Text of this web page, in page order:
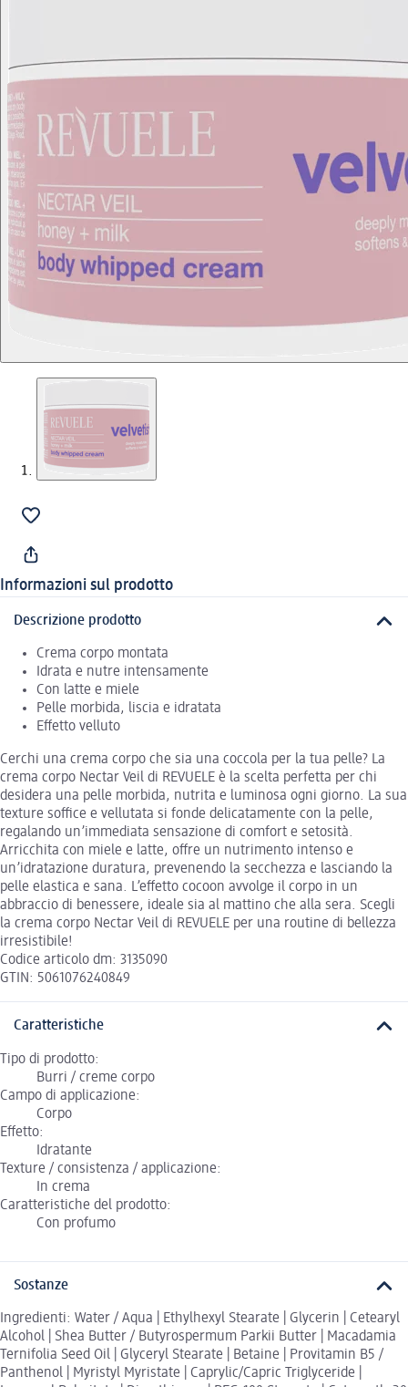
Informazioni sul prodotto
Descrizione prodotto
Crema corpo montata
Idrata e nutre intensamente
Con latte e miele
Pelle morbida, liscia e idratata
Effetto velluto
Cerchi una crema corpo che sia una coccola per la tua pelle? La
crema corpo Nectar Veil di REVUELE è la scelta perfetta per chi
desidera una pelle morbida, nutrita e luminosa ogni giorno. La sua
texture soffice e vellutata si fonde delicatamente con la pelle,
regalando un’immediata sensazione di comfort e setosità.
Arricchita con miele e latte, offre un nutrimento intenso e
un’idratazione duratura, prevenendo la secchezza e lasciando la
pelle elastica e sana. L’effetto cocoon avvolge il corpo in un
abbraccio di benessere, ideale sia al mattino che alla sera. Scegli
la crema corpo Nectar Veil di REVUELE per una routine di bellezza
irresistibile!
Codice articolo dm: 3135090
GTIN: 5061076240849
Caratteristiche
Tipo di prodotto:
Burri / creme corpo
Campo di applicazione:
Corpo
Effetto:
Idratante
Texture / consistenza / applicazione:
In crema
Caratteristiche del prodotto:
Con profumo
Sostanze
Ingredienti: Water / Aqua | Ethylhexyl Stearate | Glycerin | Cetearyl
Alcohol | Shea Butter / Butyrospermum Parkii Butter | Macadamia
Ternifolia Seed Oil | Glyceryl Stearate | Betaine | Provitamin B5 /
Panthenol | Myristyl Myristate | Caprylic/Capric Triglyceride |